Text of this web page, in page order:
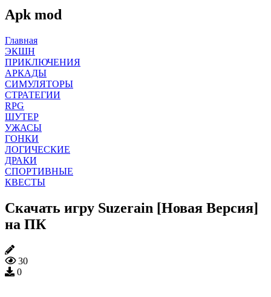
Apk mod
Главная
ЭКШН
ПРИКЛЮЧЕНИЯ
АРКАДЫ
СИМУЛЯТОРЫ
СТРАТЕГИИ
RPG
ШУТЕР
УЖАСЫ
ГОНКИ
ЛОГИЧЕСКИЕ
ДРАКИ
СПОРТИВНЫЕ
КВЕСТЫ
Скачать игру Suzerain [Новая Версия]
на ПК
30
0